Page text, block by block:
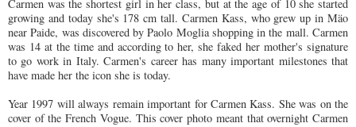
Carmen was the shortest girl in her class, but at the age of 10 she started
growing and today she's 178 cm tall. Carmen Kass, who grew up in Mäo
near Paide, was discovered by Paolo Moglia shopping in the mall. Carmen
was 14 at the time and according to her, she faked her mother's signature
to go work in Italy. Carmen's career has many important milestones that
have made her the icon she is today.
Year 1997 will always remain important for Carmen Kass. She was on the
cover of the French Vogue. This cover photo meant that overnight Carmen